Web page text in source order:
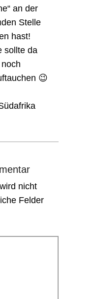
an der
Stelle
hast!
sollte da
😉
nicht
Felder